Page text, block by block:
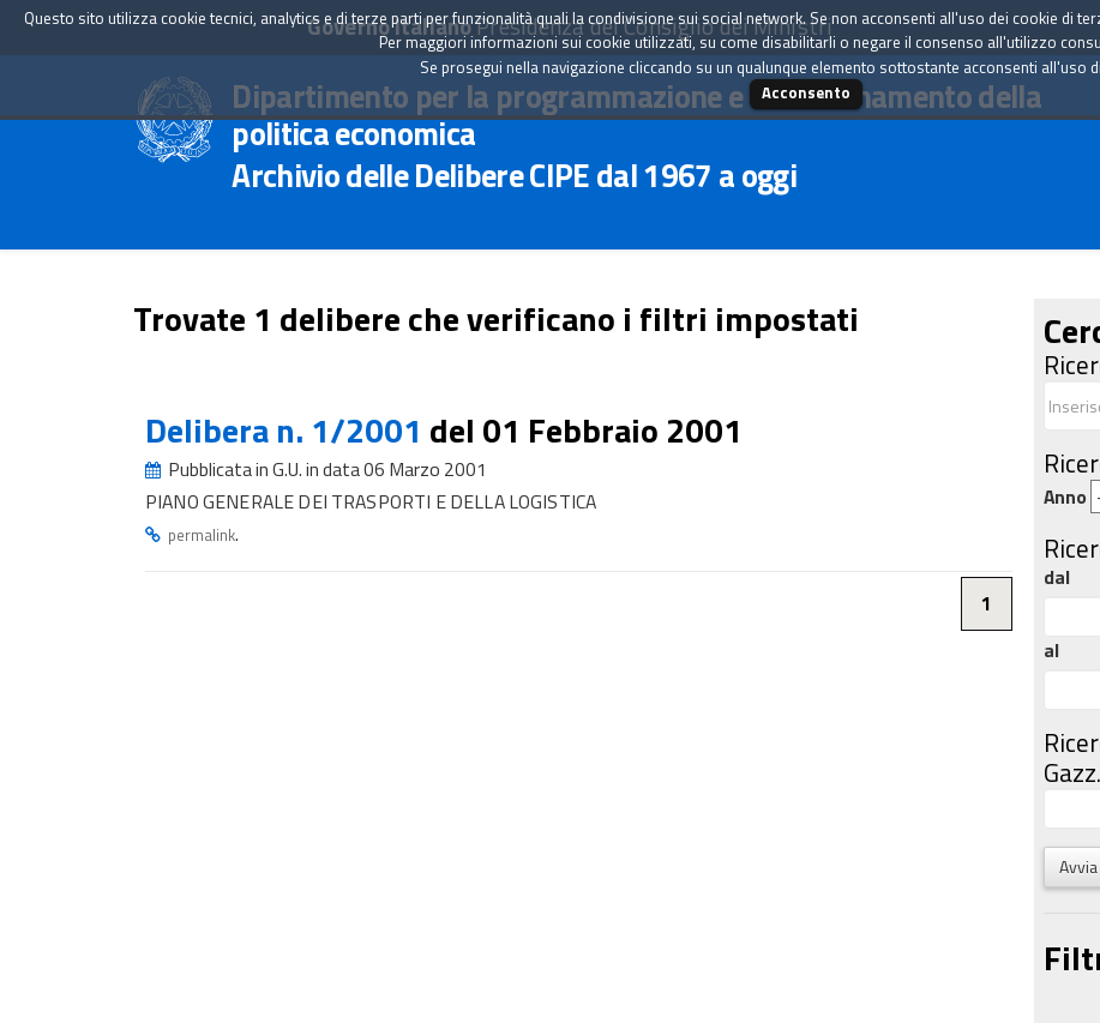
Governo ItalianoPresidenza del Consiglio dei Ministri
Dipartimento per la programmazione e il coordinamento della
politica economica
Archivio delle Delibere CIPE dal 1967 a oggi
Trovate 1 delibere che verificano i filtri impostati
Delibera n. 1/2001 del 01 Febbraio 2001
Pubblicata in G.U. in data 06 Marzo 2001
PIANO GENERALE DEI TRASPORTI E DELLA LOGISTICA
permalink.
1
Anno
dal
al
Questo sito utilizza cookie tecnici, analytics e di terze parti per funzionalità quali la condivisione sui social network. Se non acconsenti all'uso dei cookie di
Per maggiori informazioni sui cookie utilizzati, su come disabilitarli o negare il consenso all'utilizzo
Se prosegui nella navigazione cliccando su un qualunque elemento sottostante acconsenti all'uso
Acconsento